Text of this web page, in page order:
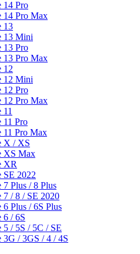
14 Pro
14 Pro Max
13
13 Mini
13 Pro
13 Pro Max
12
12 Mini
12 Pro
12 Pro Max
11
11 Pro
11 Pro Max
X / XS
XS Max
XR
SE 2022
7 Plus / 8 Plus
7 / 8 / SE 2020
6 Plus / 6S Plus
6 / 6S
5 / 5S / 5C / SE
3G / 3GS / 4 / 4S